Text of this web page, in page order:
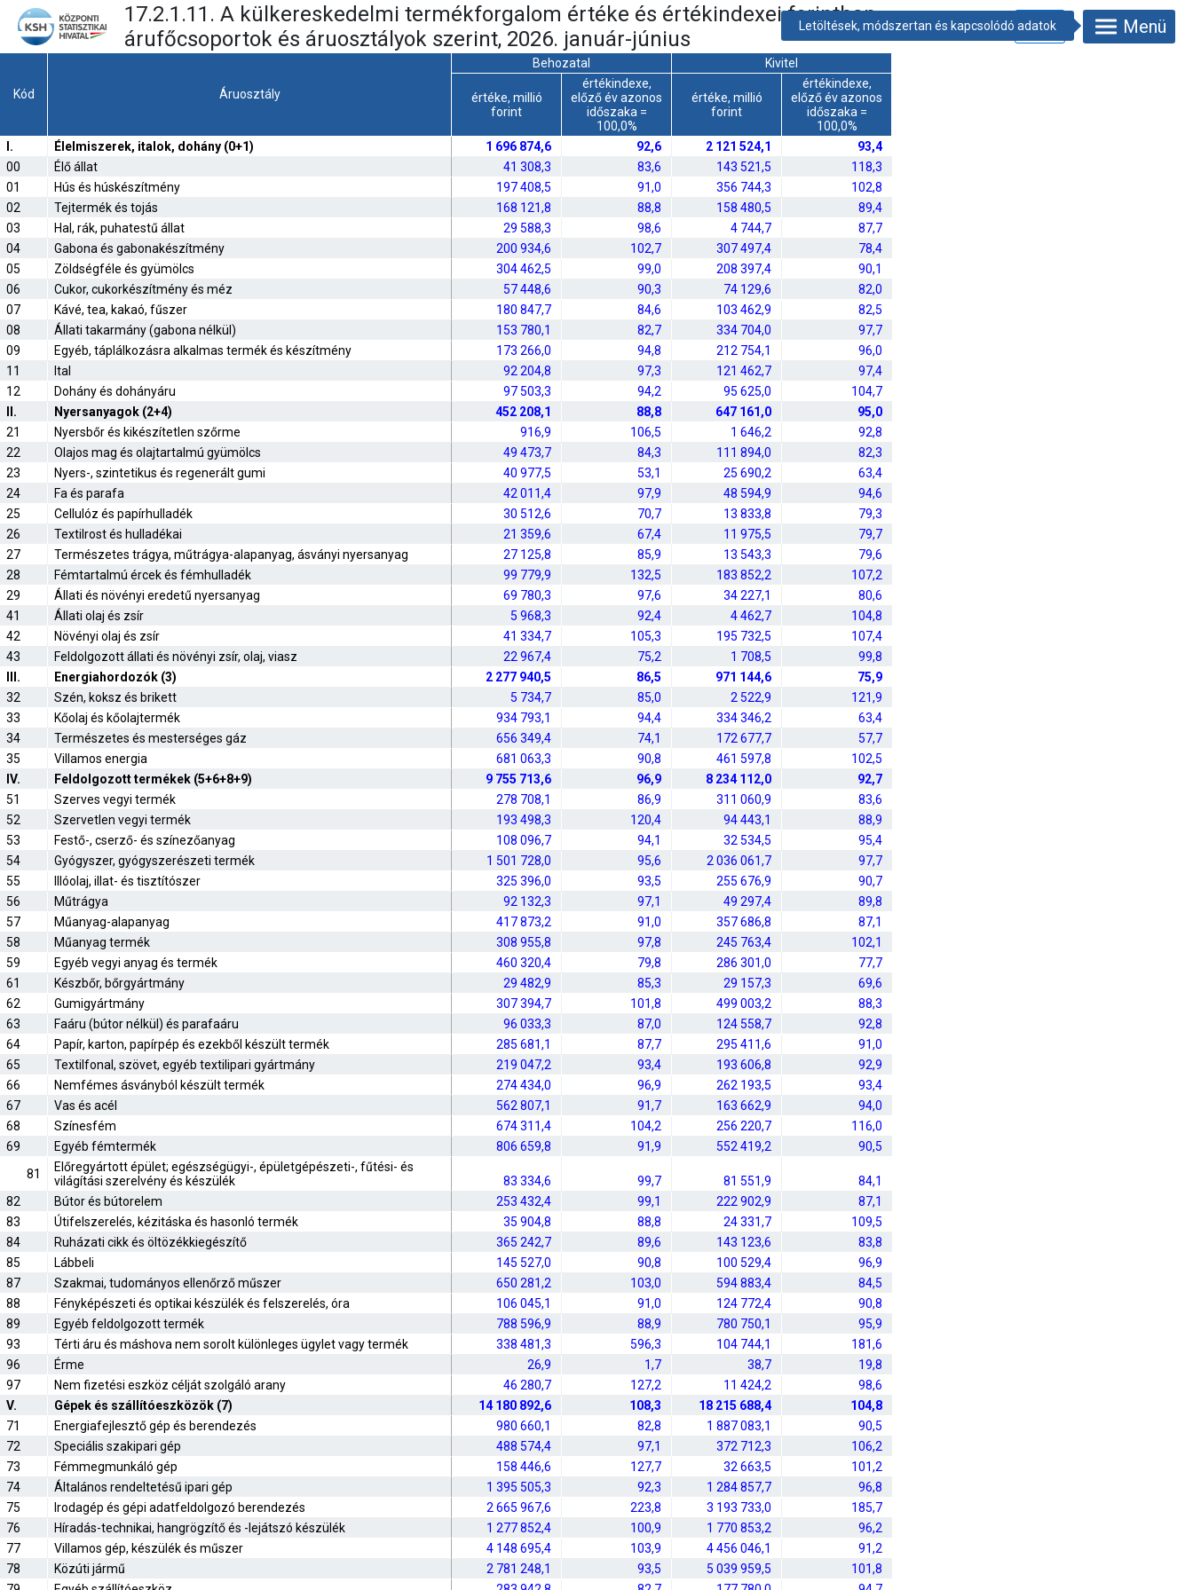
17.2.1.11. A külkereskedelmi termékforgalom értéke és értékindexei forintban,
árufőcsoportok és áruosztályok szerint, 2026. január-június
Menü
Kód Áruosztály
Behozatal Kivitel
értéke, millió
forint
értékindexe,
előző év azonos
időszaka =
100,0%
értéke, millió
forint
értékindexe,
előző év azonos
időszaka =
100,0%
I.
Élelmiszerek, italok, dohány (0+1) 1 696 874,6 92,6 2 121 524,1
93,4
00
Élő állat 41 308,3 83,6 143 521,5
118,3
01
Hús és húskészítmény 197 408,5 91,0 356 744,3
102,8
02
Tejtermék és tojás 168 121,8 88,8 158 480,5
89,4
03
Hal, rák, puhatestű állat 29 588,3 98,6 4 744,7
87,7
04
Gabona és gabonakészítmény 200 934,6 102,7 307 497,4
78,4
05
Zöldségféle és gyümölcs 304 462,5 99,0 208 397,4
90,1
06
Cukor, cukorkészítmény és méz 57 448,6 90,3 74 129,6
82,0
07
Kávé, tea, kakaó, fűszer 180 847,7 84,6 103 462,9
82,5
08
Állati takarmány (gabona nélkül) 153 780,1 82,7 334 704,0
97,7
09
Egyéb, táplálkozásra alkalmas termék és készítmény 173 266,0 94,8 212 754,1
96,0
11
Ital 92 204,8 97,3 121 462,7
97,4
12
Dohány és dohányáru 97 503,3 94,2 95 625,0
104,7
II.
Nyersanyagok (2+4) 452 208,1 88,8 647 161,0
95,0
21
Nyersbőr és kikészítetlen szőrme 916,9 106,5 1 646,2
92,8
22
Olajos mag és olajtartalmú gyümölcs 49 473,7 84,3 111 894,0
82,3
23
Nyers-, szintetikus és regenerált gumi 40 977,5 53,1 25 690,2
63,4
24
Fa és parafa 42 011,4 97,9 48 594,9
94,6
25
Cellulóz és papírhulladék 30 512,6 70,7 13 833,8
79,3
26
Textilrost és hulladékai 21 359,6 67,4 11 975,5
79,7
27
Természetes trágya, műtrágya-alapanyag, ásványi nyersanyag 27 125,8 85,9 13 543,3
79,6
28
Fémtartalmú ércek és fémhulladék 99 779,9 132,5 183 852,2
107,2
29
Állati és növényi eredetű nyersanyag 69 780,3 97,6 34 227,1
80,6
41
Állati olaj és zsír 5 968,3 92,4 4 462,7
104,8
42
Növényi olaj és zsír 41 334,7 105,3 195 732,5
107,4
43
Feldolgozott állati és növényi zsír, olaj, viasz 22 967,4 75,2 1 708,5
99,8
III.
Energiahordozók (3) 2 277 940,5 86,5 971 144,6
75,9
32
Szén, koksz és brikett 5 734,7 85,0 2 522,9
121,9
33
Kőolaj és kőolajtermék 934 793,1 94,4 334 346,2
63,4
34
Természetes és mesterséges gáz 656 349,4 74,1 172 677,7
57,7
35
Villamos energia 681 063,3 90,8 461 597,8
102,5
IV.
Feldolgozott termékek (5+6+8+9) 9 755 713,6 96,9 8 234 112,0
92,7
51
Szerves vegyi termék 278 708,1 86,9 311 060,9
83,6
52
Szervetlen vegyi termék 193 498,3 120,4 94 443,1
88,9
53
Festő-, cserző- és színezőanyag 108 096,7 94,1 32 534,5
95,4
54
Gyógyszer, gyógyszerészeti termék 1 501 728,0 95,6 2 036 061,7
97,7
55
Illóolaj, illat- és tisztítószer 325 396,0 93,5 255 676,9
90,7
56
Műtrágya 92 132,3 97,1 49 297,4
89,8
57
Műanyag-alapanyag 417 873,2 91,0 357 686,8
87,1
58
Műanyag termék 308 955,8 97,8 245 763,4
102,1
59
Egyéb vegyi anyag és termék 460 320,4 79,8 286 301,0
77,7
61
Készbőr, bőrgyártmány 29 482,9 85,3 29 157,3
69,6
62
Gumigyártmány 307 394,7 101,8 499 003,2
88,3
63
Faáru (bútor nélkül) és parafaáru 96 033,3 87,0 124 558,7
92,8
64
Papír, karton, papírpép és ezekből készült termék 285 681,1 87,7 295 411,6
91,0
65
Textilfonal, szövet, egyéb textilipari gyártmány 219 047,2 93,4 193 606,8
92,9
66
Nemfémes ásványból készült termék 274 434,0 96,9 262 193,5
93,4
67
Vas és acél 562 807,1 91,7 163 662,9
94,0
68
Színesfém 674 311,4 104,2 256 220,7
116,0
69
Egyéb fémtermék 806 659,8 91,9 552 419,2
90,5
81
Előregyártott épület; egészségügyi-, épületgépészeti-, fűtési- és
világítási szerelvény és készülék
83 334,6 99,7 81 551,9
84,1
82
Bútor és bútorelem 253 432,4 99,1 222 902,9
87,1
83
Útifelszerelés, kézitáska és hasonló termék 35 904,8 88,8 24 331,7
109,5
84
Ruházati cikk és öltözékkiegészítő 365 242,7 89,6 143 123,6
83,8
85
Lábbeli 145 527,0 90,8 100 529,4
96,9
87
Szakmai, tudományos ellenőrző műszer 650 281,2 103,0 594 883,4
84,5
88
Fényképészeti és optikai készülék és felszerelés, óra 106 045,1 91,0 124 772,4
90,8
89
Egyéb feldolgozott termék 788 596,9 88,9 780 750,1
95,9
93
Térti áru és máshova nem sorolt különleges ügylet vagy termék 338 481,3 596,3 104 744,1
181,6
96
Érme 26,9 1,7 38,7
19,8
97
Nem fizetési eszköz célját szolgáló arany 46 280,7 127,2 11 424,2
98,6
V.
Gépek és szállítóeszközök (7) 14 180 892,6 108,3 18 215 688,4
104,8
71
Energiafejlesztő gép és berendezés 980 660,1 82,8 1 887 083,1
90,5
72
Speciális szakipari gép 488 574,4 97,1 372 712,3
106,2
73
Fémmegmunkáló gép 158 446,6 127,7 32 663,5
101,2
74
Általános rendeltetésű ipari gép 1 395 505,3 92,3 1 284 857,7
96,8
75
Irodagép és gépi adatfeldolgozó berendezés 2 665 967,6 223,8 3 193 733,0
185,7
76
Híradás-technikai, hangrögzítő és -lejátszó készülék 1 277 852,4 100,9 1 770 853,2
96,2
77
Villamos gép, készülék és műszer 4 148 695,4 103,9 4 456 046,1
91,2
78
Közúti jármű 2 781 248,1 93,5 5 039 959,5
101,8